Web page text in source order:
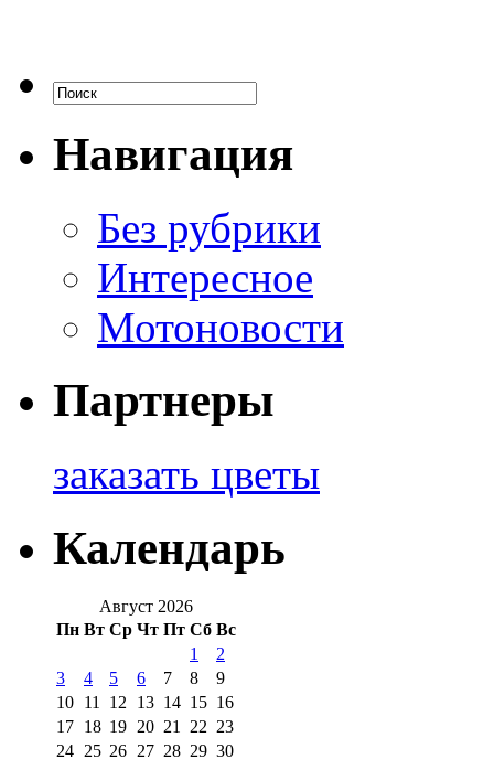
Навигация
Без рубрики
Интересное
Мотоновости
Партнеры
заказать цветы
Календарь
Август 2026
Пн Вт Ср Чт Пт Сб Вс
1
2
3
4 5 6 7 8
9
10 11 12 13 14 15 16
17 18 19 20 21 22 23
24 25 26 27 28 29 30